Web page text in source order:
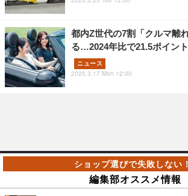
都内Z世代の7割「クルマ離
る…2024年比で21.5ポイン
ニュース
2025.3.17 Mon 12:00
編集部オススメ情報